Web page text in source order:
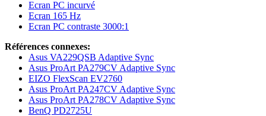
Ecran PC incurvé
Ecran 165 Hz
Ecran PC contraste 3000:1
Références connexes:
Asus VA229QSB Adaptive Sync
Asus ProArt PA279CV Adaptive Sync
EIZO FlexScan EV2760
Asus ProArt PA247CV Adaptive Sync
Asus ProArt PA278CV Adaptive Sync
BenQ PD2725U